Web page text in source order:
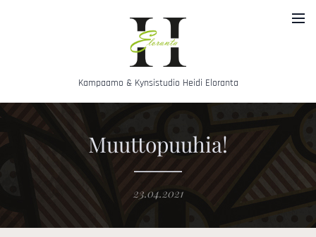
Kampaamo & Kynsistudio Heidi Eloranta
Muuttopuuhia!
23.04.2021